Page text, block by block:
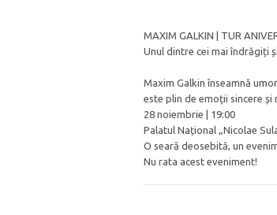
MAXIM GALKIN | TUR
Unul dintre cei mai îndrăgiți
Maxim Galkin înseamnă
este plin de emoții sincere și
28 noiembrie | 19:00
Palatul Național „Nicolae
O seară deosebită, un
Nu rata acest eveniment!